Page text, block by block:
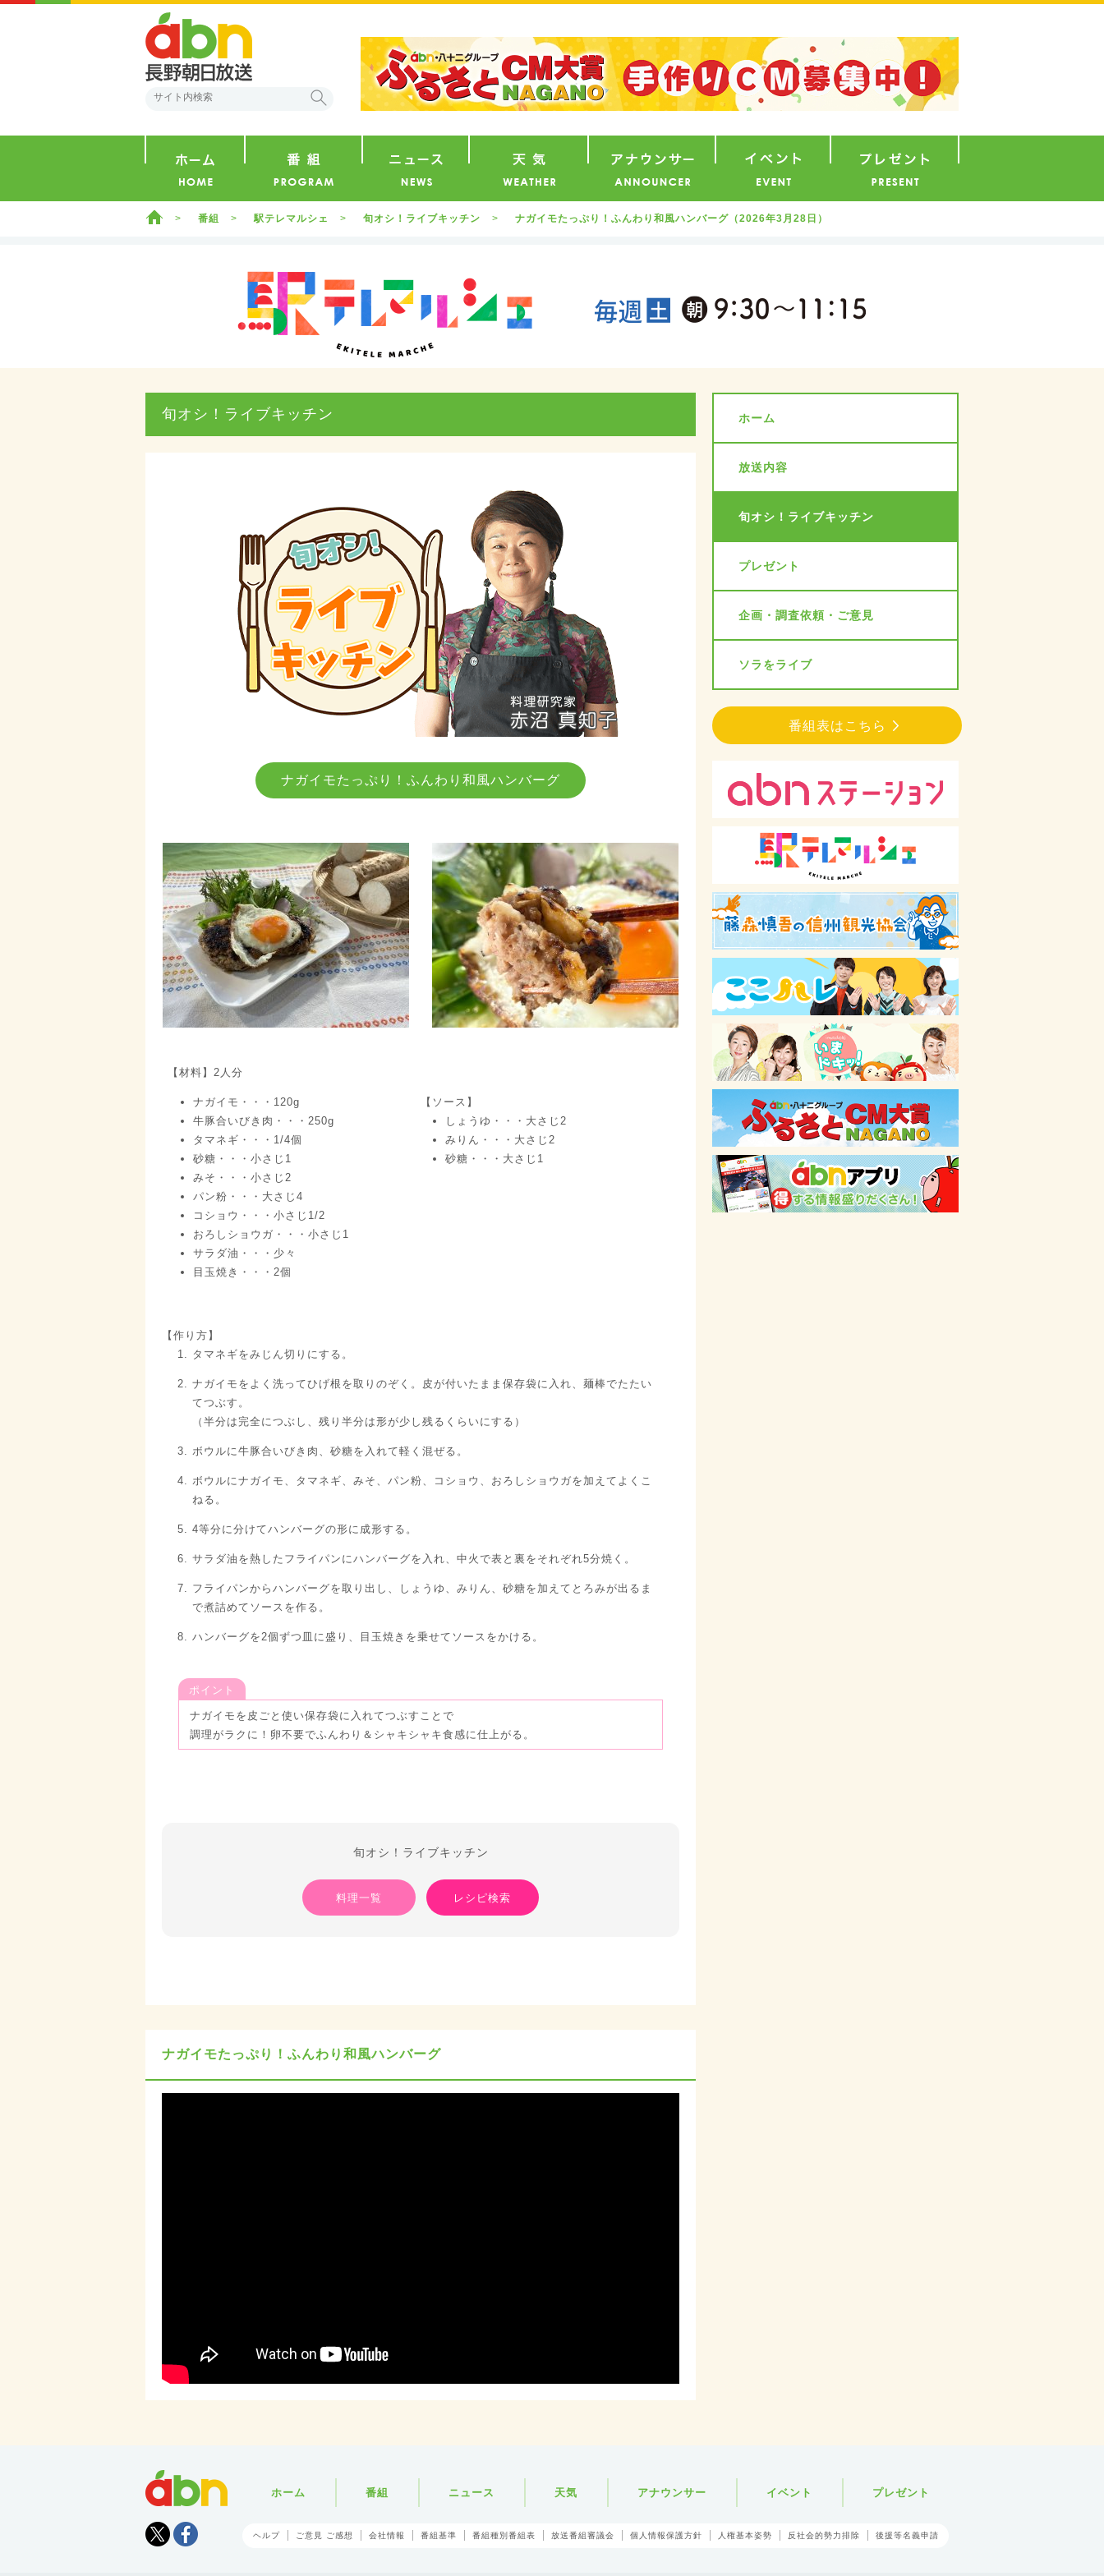
ホーム 番組 駅テレマルシェ 旬オシ！ライブキッチン ナガイモたっぷり！ふんわり和風ハンバーグ（2026年3月28日）
旬オシ！ライブキッチン
ナガイモたっぷり！ふんわり和風ハンバーグ
【材料】2人分
ナガイモ・・・120g
牛豚合いびき肉・・・250g
タマネギ・・・1/4個
砂糖・・・小さじ1
みそ・・・小さじ2
パン粉・・・大さじ4
コショウ・・・小さじ1/2
おろしショウガ・・・小さじ1
サラダ油・・・少々
目玉焼き・・・2個
【ソース】
しょうゆ・・・大さじ2
みりん・・・大さじ2
砂糖・・・大さじ1
【作り方】
タマネギをみじん切りにする。
ナガイモをよく洗ってひげ根を取りのぞく。皮が付いたまま保存袋に入れ、麺棒でたたい
てつぶす。
（半分は完全につぶし、残り半分は形が少し残るくらいにする）
ボウルに牛豚合いびき肉、砂糖を入れて軽く混ぜる。
ボウルにナガイモ、タマネギ、みそ、パン粉、コショウ、おろしショウガを加えてよくこ
ねる。
4等分に分けてハンバーグの形に成形する。
サラダ油を熱したフライパンにハンバーグを入れ、中火で表と裏をそれぞれ5分焼く。
フライパンからハンバーグを取り出し、しょうゆ、みりん、砂糖を加えてとろみが出るま
で煮詰めてソースを作る。
ハンバーグを2個ずつ皿に盛り、目玉焼きを乗せてソースをかける。
ポイント
ナガイモを皮ごと使い保存袋に入れてつぶすことで
調理がラクに！卵不要でふんわり＆シャキシャキ食感に仕上がる。
旬オシ！ライブキッチン
料理一覧 レシピ検索
ナガイモたっぷり！ふんわり和風ハンバーグ
ホーム
放送内容
旬オシ！ライブキッチン
プレゼント
企画・調査依頼・ご意見
ソラをライブ
番組表はこちら
Tweet
ホーム 番組 ニュース 天気 アナウンサー イベント プレゼント
ヘルプ ご意見 ご感想 会社情報 番組基準 番組種別番組表 放送番組審議会 個人情報保護方針 人権基本姿勢 反社会的勢力排除 後援等名義申請